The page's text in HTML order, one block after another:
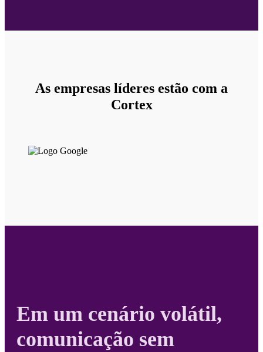
As empresas líderes estão com a
Cortex
Em um cenário volátil,
comunicação sem